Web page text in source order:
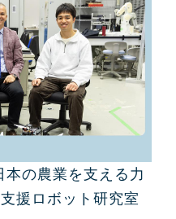
本の農業を支える力
援ロボット研究室